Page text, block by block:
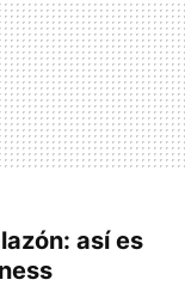
así es